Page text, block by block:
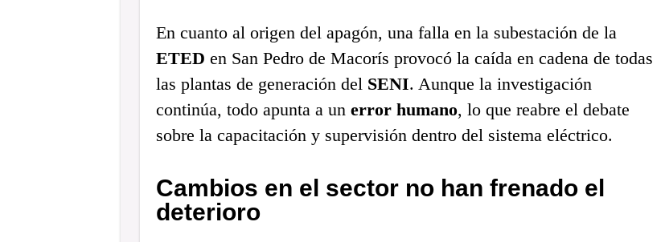
En cuanto al origen del apagón, una falla en la subestación de la
ETED en San Pedro de Macorís provocó la caída en cadena de todas
las plantas de generación del SENI. Aunque la investigación
continúa, todo apunta a un error humano, lo que reabre el debate
sobre la capacitación y supervisión dentro del sistema eléctrico.
Cambios en el sector no han frenado el
deterioro